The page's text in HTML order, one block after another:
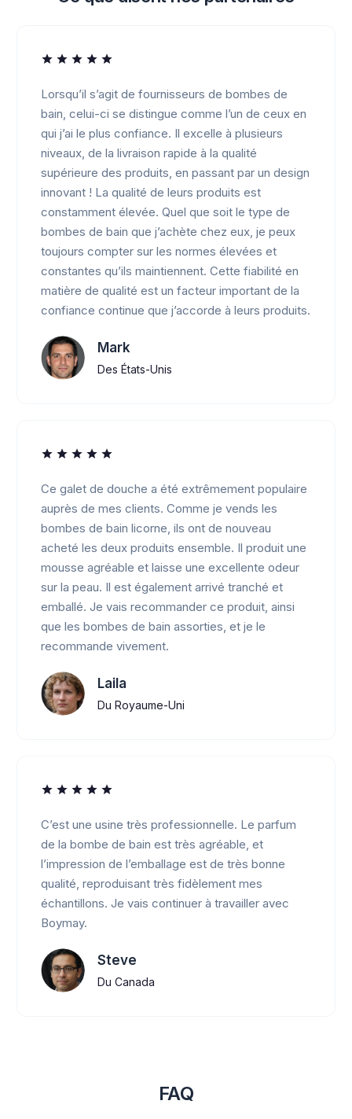
Lorsqu’il s’agit de fournisseurs de bombes de
bain, celui-ci se distingue comme l’un de ceux en
qui j’ai le plus confiance. Il excelle à plusieurs
niveaux, de la livraison rapide à la qualité
supérieure des produits, en passant par un design
innovant ! La qualité de leurs produits est
constamment élevée. Quel que soit le type de
bombes de bain que j’achète chez eux, je peux
toujours compter sur les normes élevées et
constantes qu’ils maintiennent. Cette fiabilité en
matière de qualité est un facteur important de la
confiance continue que j’accorde à leurs produits.
Mark
Des États-Unis
Ce galet de douche a été extrêmement populaire
auprès de mes clients. Comme je vends les
bombes de bain licorne, ils ont de nouveau
acheté les deux produits ensemble. Il produit une
mousse agréable et laisse une excellente odeur
sur la peau. Il est également arrivé tranché et
emballé. Je vais recommander ce produit, ainsi
que les bombes de bain assorties, et je le
recommande vivement.
Laila
Du Royaume-Uni
C’est une usine très professionnelle. Le parfum
de la bombe de bain est très agréable, et
l’impression de l’emballage est de très bonne
qualité, reproduisant très fidèlement mes
échantillons. Je vais continuer à travailler avec
Boymay.
Steve
Du Canada
FAQ